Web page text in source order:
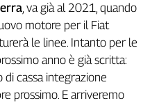
, va già al 2021, quando
motore per il Fiat
le linee. Intanto per le
anno è già scritta:
di cassa integrazione
prossimo. E arriveremo